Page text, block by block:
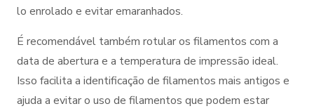
lo enrolado e evitar emaranhados.
É recomendável também rotular os filamentos com a
data de abertura e a temperatura de impressão ideal.
Isso facilita a identificação de filamentos mais antigos e
ajuda a evitar o uso de filamentos que podem estar